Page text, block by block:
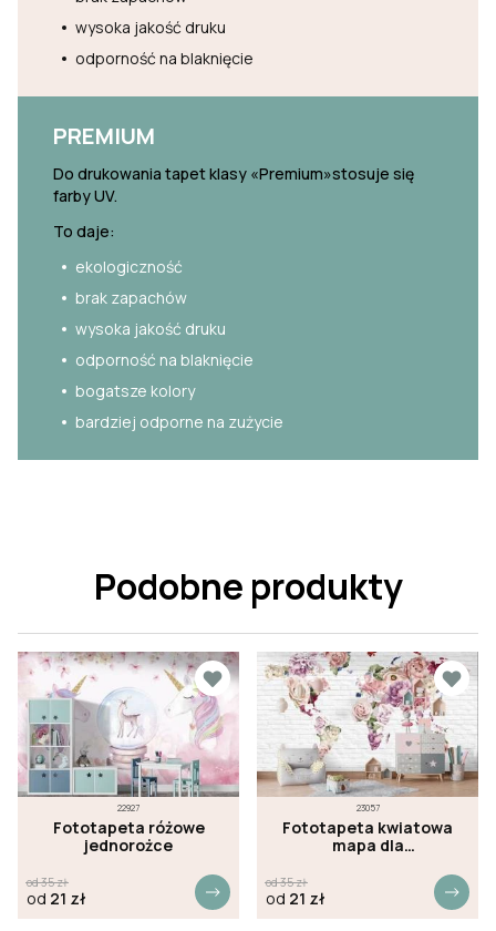
wysoka jakość druku
odporność na blaknięcie
PREMIUM
Do drukowania tapet klasy «Premium»stosuje się
farby UV.
To daje:
ekologiczność
brak zapachów
wysoka jakość druku
odporność na blaknięcie
bogatsze kolory
bardziej odporne na zużycie
Podobne produkty
22927
Fototapeta różowe
jednorożce
od35zł
od 21 zł
23057
Fototapeta kwiatowa
mapa dla
od35zł
od 21 zł